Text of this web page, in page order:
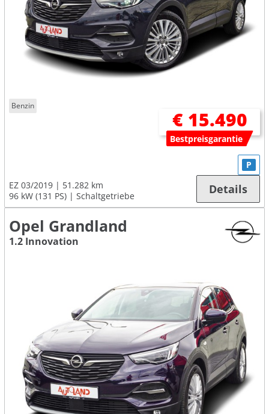
Benzin
€ 15.490
Bestpreisgarantie
EZ 03/2019
51.282 km
96 kW (131 PS)
Schaltgetriebe
P
Details
Opel Grandland
1.2 Innovation